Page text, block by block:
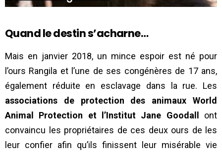
Quand le destin s’acharne…
Mais en janvier 2018, un mince espoir est né pour
l’ours Rangila et l’une de ses congénères de 17 ans,
également réduite en esclavage dans la rue. Les
associations de protection des animaux World
Animal Protection et l’Institut Jane Goodall
ont
convaincu les propriétaires de ces deux ours de les
leur confier afin qu’ils finissent leur misérable vie